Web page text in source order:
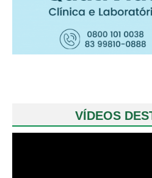
VÍDEOS